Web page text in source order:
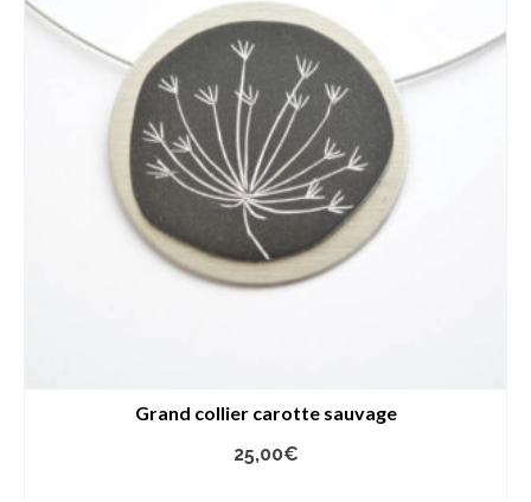
Grand collier carotte sauvage
25,00€